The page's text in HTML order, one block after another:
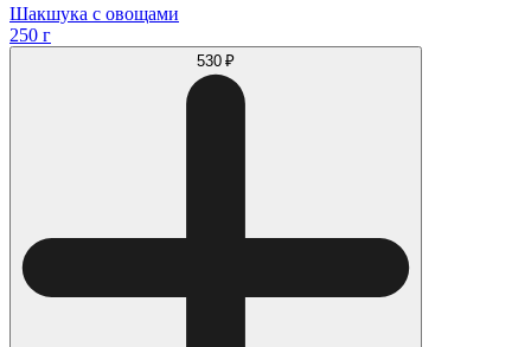
Шакшука с овощами
250 г
530 ₽